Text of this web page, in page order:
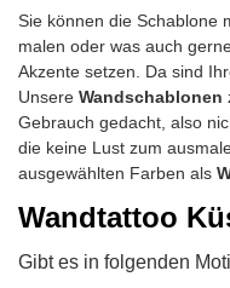
Sie können die Schablone
malen oder was auch
Akzente setzen. Da sind
Unsere Wandschablonen
Gebrauch gedacht, also
die keine Lust zum
ausgewählten Farben als
Wandtattoo
Gibt es in folgenden